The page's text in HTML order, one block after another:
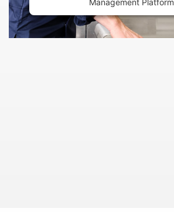
Management Platform